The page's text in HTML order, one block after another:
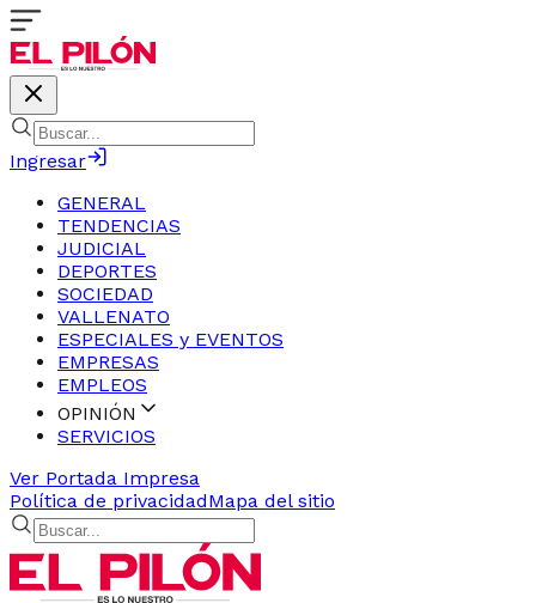
Ingresar
GENERAL
TENDENCIAS
JUDICIAL
DEPORTES
SOCIEDAD
VALLENATO
ESPECIALES y EVENTOS
EMPRESAS
EMPLEOS
OPINIÓN
SERVICIOS
Ver Portada Impresa
Política de privacidadMapa del sitio